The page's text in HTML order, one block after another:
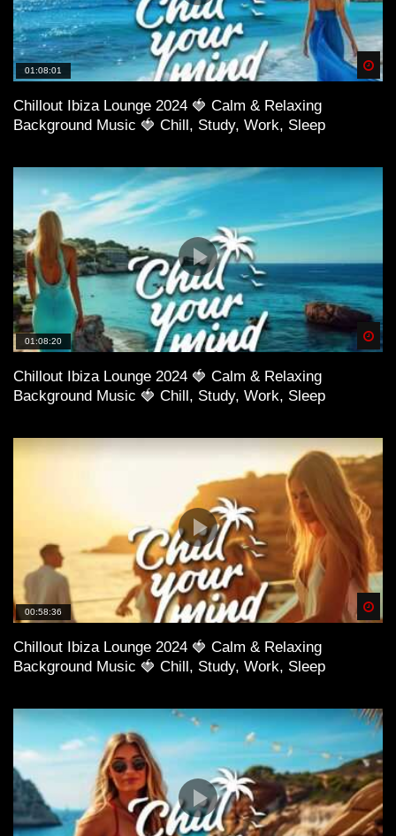
01:08:01
Chillout Ibiza Lounge 2024 🍓 Calm & Relaxing
Background Music 🍓 Chill, Study, Work, Sleep
01:08:20
Chillout Ibiza Lounge 2024 🍓 Calm & Relaxing
Background Music 🍓 Chill, Study, Work, Sleep
00:58:36
Chillout Ibiza Lounge 2024 🍓 Calm & Relaxing
Background Music 🍓 Chill, Study, Work, Sleep